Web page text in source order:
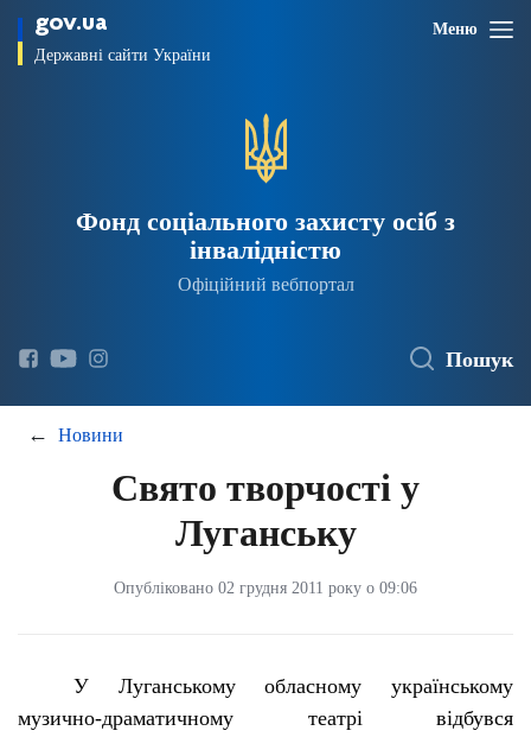
gov.ua
Державні сайти України
Меню
Фонд соціального захисту осіб з
інвалідністю
Офіційний вебпортал
Пошук
Новини
Свято творчості у
Луганську
Опубліковано 02 грудня 2011 року о 09:06
У Луганському обласному українському
музично-драматичному театрі відбувся